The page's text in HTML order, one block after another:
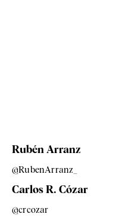
Rubén Arranz
@RubenArranz_
Carlos R. Cózar
@crcozar